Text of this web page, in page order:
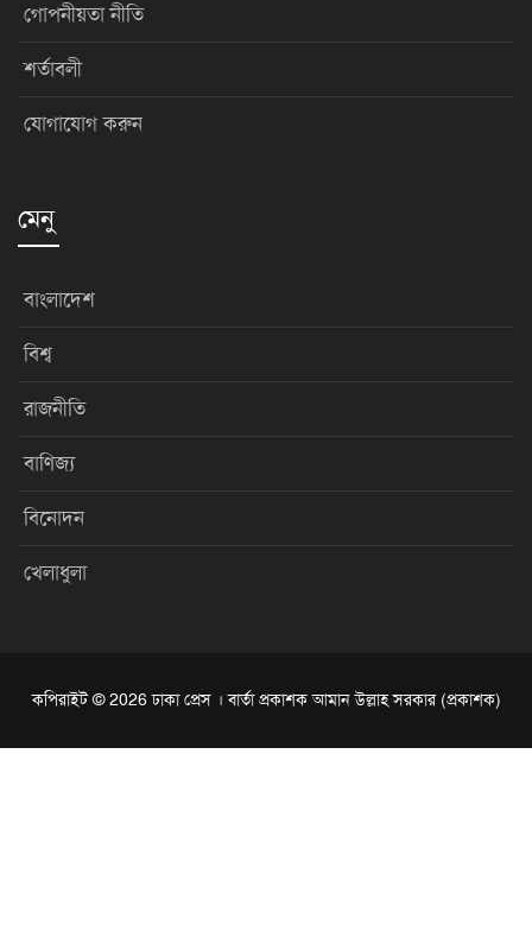
গোপনীয়তা নীতি
শর্তাবলী
যোগাযোগ করুন
মেনু
বাংলাদেশ
বিশ্ব
রাজনীতি
বাণিজ্য
বিনোদন
খেলাধুলা
কপিরাইট © 2026 ঢাকা প্রেস । বার্তা প্রকাশক আমান উল্লাহ সরকার (প্রকাশক)